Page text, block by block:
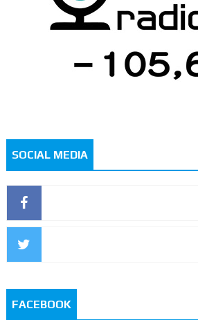
SOCIAL MEDIA
FACEBOOK